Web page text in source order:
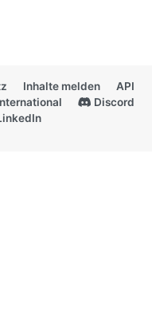
Inhalte melden
API
Discord